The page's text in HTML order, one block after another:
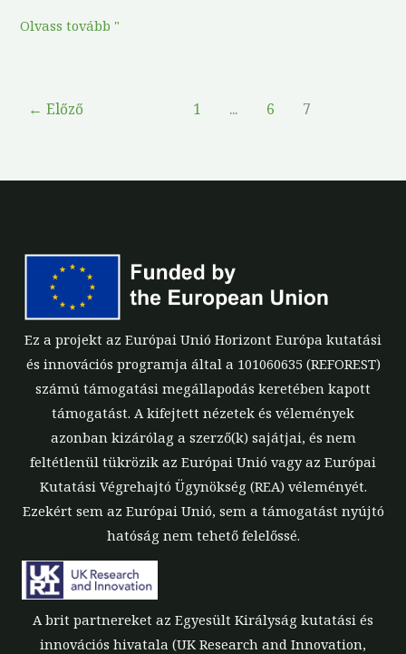
Olvass tovább "
← Előző 1 ... 6 7
Ez a projekt az Európai Unió Horizont Európa kutatási
és innovációs programja által a 101060635 (REFOREST)
számú támogatási megállapodás keretében kapott
támogatást. A kifejtett nézetek és vélemények
azonban kizárólag a szerző(k) sajátjai, és nem
feltétlenül tükrözik az Európai Unió vagy az Európai
Kutatási Végrehajtó Ügynökség (REA) véleményét.
Ezekért sem az Európai Unió, sem a támogatást nyújtó
hatóság nem tehető felelőssé.
A brit partnereket az Egyesült Királyság kutatási és
innovációs hivatala (UK Research and Innovation,